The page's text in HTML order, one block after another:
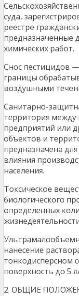
суда,
реестре
предназначенные
химических работ.
Снос пестицидов
границы
воздушными
Санитарно-
территория
предприятий или
объектов и
предназначена
влияния
населения.
Токсическое
биологического
определенных
нанесение
тонкодисперсном
поверхность до 5
2. ОБЩИЕ